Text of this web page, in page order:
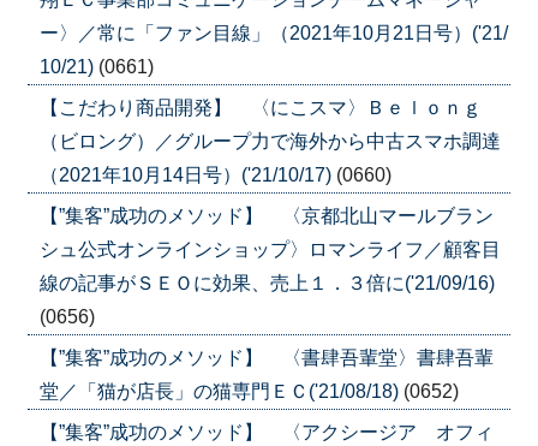
ー〉／常に「ファン目線」（2021年10月21日号）('21/
10/21) (0661)
【こだわり商品開発】 〈にこスマ〉Ｂｅｌｏｎｇ
（ビロング）／グループ力で海外から中古スマホ調達
（2021年10月14日号）('21/10/17) (0660)
【”集客”成功のメソッド】 〈京都北山マールブラン
シュ公式オンラインショップ〉ロマンライフ／顧客目
線の記事がＳＥＯに効果、売上１．３倍に('21/09/16)
(0656)
【”集客”成功のメソッド】 〈書肆吾輩堂〉書肆吾輩
堂／「猫が店長」の猫専門ＥＣ('21/08/18) (0652)
【”集客”成功のメソッド】 〈アクシージア オフィ